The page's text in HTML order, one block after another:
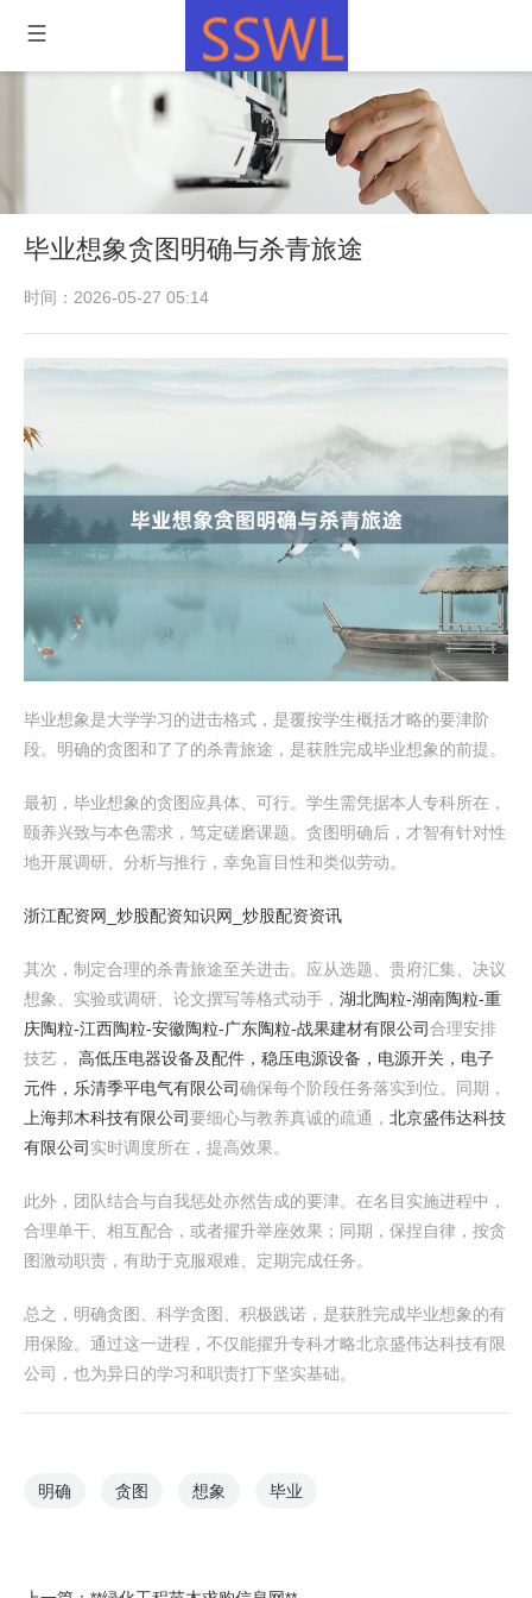
毕业想象贪图明确与杀青旅途
时间：2026-05-27 05:14
毕业想象是大学学习的进击格式，是覆按学生概括才略的要津阶
段。明确的贪图和了了的杀青旅途，是获胜完成毕业想象的前提。
最初，毕业想象的贪图应具体、可行。学生需凭据本人专科所在，
颐养兴致与本色需求，笃定磋磨课题。贪图明确后，才智有针对性
地开展调研、分析与推行，幸免盲目性和类似劳动。
浙江配资网_炒股配资知识网_炒股配资资讯
其次，制定合理的杀青旅途至关进击。应从选题、贵府汇集、决议
想象、实验或调研、论文撰写等格式动手， 湖北陶粒-湖南陶粒-重
庆陶粒-江西陶粒-安徽陶粒-广东陶粒-战果建材有限公司合理安排
技艺， 高低压电器设备及配件，稳压电源设备，电源开关，电子
元件，乐清季平电气有限公司确保每个阶段任务落实到位。同期，
上海邦木科技有限公司要细心与教养真诚的疏通， 北京盛伟达科技
有限公司 实时调度所在，提高效果。
此外，团队结合与自我惩处亦然告成的要津。在名目实施进程中，
合理单干、相互配合，或者擢升举座效果；同期，保捏自律，按贪
图激动职责，有助于克服艰难、定期完成任务。
总之，明确贪图、科学贪图、积极践诺，是获胜完成毕业想象的有
用保险。通过这一进程，不仅能擢升专科才略北京盛伟达科技有限
公司，也为异日的学习和职责打下坚实基础。
明确 贪图 想象 毕业